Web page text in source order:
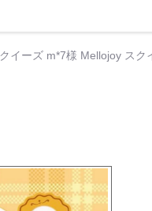
ーズ m*7様 Mellojoy スク